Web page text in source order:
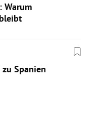
Warum
Spanien